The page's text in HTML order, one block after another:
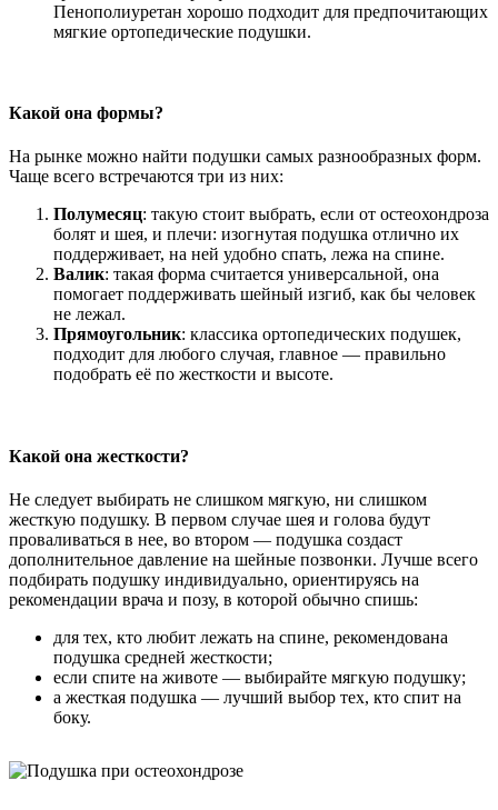
Пенополиуретан хорошо подходит для предпочитающих
мягкие ортопедические подушки.
Какой она формы?
На рынке можно найти подушки самых разнообразных форм.
Чаще всего встречаются три из них:
Полумесяц: такую стоит выбрать, если от остеохондроза
болят и шея, и плечи: изогнутая подушка отлично их
поддерживает, на ней удобно спать, лежа на спине.
Валик: такая форма считается универсальной, она
помогает поддерживать шейный изгиб, как бы человек
не лежал.
Прямоугольник: классика ортопедических подушек,
подходит для любого случая, главное — правильно
подобрать её по жесткости и высоте.
Какой она жесткости?
Не следует выбирать не слишком мягкую, ни слишком
жесткую подушку. В первом случае шея и голова будут
проваливаться в нее, во втором — подушка создаст
дополнительное давление на шейные позвонки. Лучше всего
подбирать подушку индивидуально, ориентируясь на
рекомендации врача и позу, в которой обычно спишь:
для тех, кто любит лежать на спине, рекомендована
подушка средней жесткости;
если спите на животе — выбирайте мягкую подушку;
а жесткая подушка — лучший выбор тех, кто спит на
боку.